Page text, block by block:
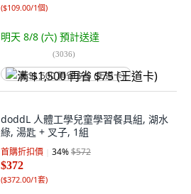
($109.00/1個)
明天 8/8 (六) 預計送達
(3036)
满 $1,500 再省 $75 (王道卡)
doddL 人體工學兒童學習餐具組, 湖水
綠, 湯匙 + 叉子, 1組
首購折扣價 34%$572
$372
($372.00/1套)